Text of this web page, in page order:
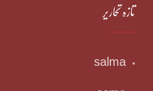
تازہ تحاریر
salma